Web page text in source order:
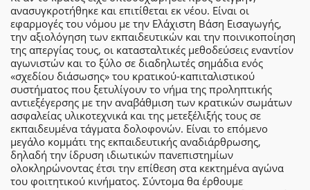
ανασυγκροτήθηκε και επιτίθεται εκ νέου. Είναι οι
εφαρμογές του νόμου με την Ελάχιστη Βάση Εισαγωγής,
την αξιολόγηση των εκπαιδευτικών και την ποινικοποίηση
της απεργίας τους, οι κατασταλτικές μεθοδεύσεις εναντίον
αγωνιστών και το ξύλο σε διαδηλωτές σημάδια ενός
«σχεδίου διάσωσης» του κρατικού-καπιταλιστικού
συστήματος που ξετυλίγουν το νήμα της προληπτικής
αντιεξέγερσης με την αναβάθμιση των κρατικών σωμάτων
ασφαλείας υλικοτεχνικά και της μετεξέλιξής τους σε
εκπαιδευμένα τάγματα δολοφονών. Είναι το επόμενο
μεγάλο κομμάτι της εκπαιδευτικής αναδιάρθρωσης,
δηλαδή την ίδρυση ιδιωτικών πανεπιστημίων
ολοκληρώνοντας έτσι την επίθεση στα κεκτημένα αγώνα
του φοιτητικού κινήματος. Σύντομα θα έρθουμε